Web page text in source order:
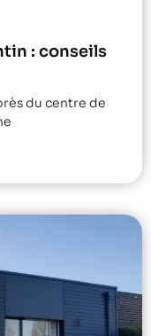
: conseils
du centre de